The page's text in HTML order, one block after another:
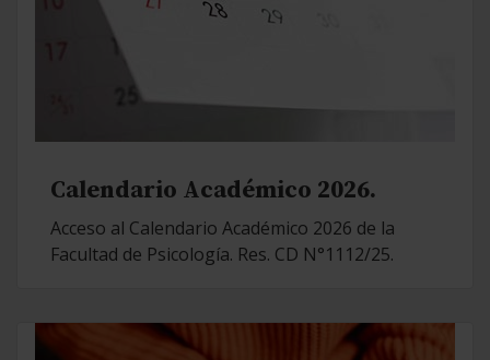
Calendario Académico 2026.
Acceso al Calendario Académico 2026 de la
Facultad de Psicología. Res. CD N°1112/25.